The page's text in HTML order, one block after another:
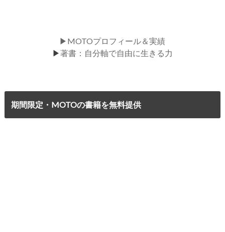
▶MOTOプロフィール＆実績
▶著書：自分軸で自由に生きる力
期間限定・MOTOの書籍を無料提供